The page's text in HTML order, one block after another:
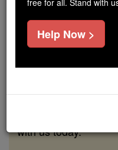
free, faithful
million students
of noise and
souls with truth,
If everyone who
families and keep
free for all. Be
with us today.
free for all. Stand with
Help Now >